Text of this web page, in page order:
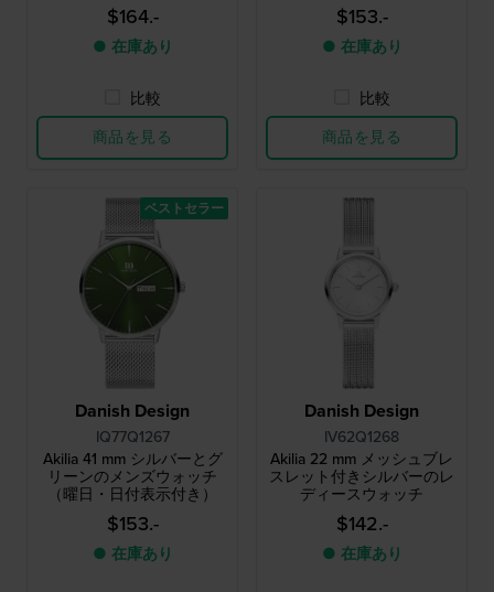
$164.-
● 在庫あり
比較
商品を見る
$153.-
● 在庫あり
比較
商品を見る
Danish Design
IQ77Q1267
Akilia 41 mm シルバーとグ
リーンのメンズウォッチ
（曜日・日付表示付き）
$153.-
● 在庫あり
ベストセラー
Danish Design
IV62Q1268
Akilia 22 mm メッシュブレ
スレット付きシルバーのレ
ディースウォッチ
$142.-
● 在庫あり